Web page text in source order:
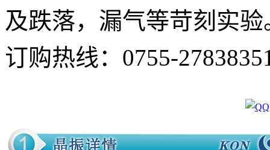
及跌落，漏气等苛刻实验
订购热线： 0755-